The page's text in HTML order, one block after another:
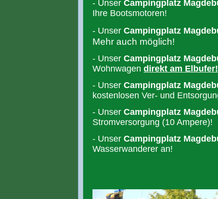
- Unser Campingplatz
Ihre Bootsmotoren!
- Unser Campingplatz
Mehr auch möglich!
- Unser Campingplatz
Wohnwagen direkt am Elbufer!
- Unser Campingplatz
kostenlosen Ver- und
- Unser Campingplatz
Stromversorgung (10 Ampere)!
- Unser Campingplatz
Wasserwanderer an!